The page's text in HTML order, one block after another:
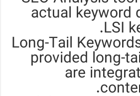
actual keyword
LSI
* **Long-Tail
provided long-
are